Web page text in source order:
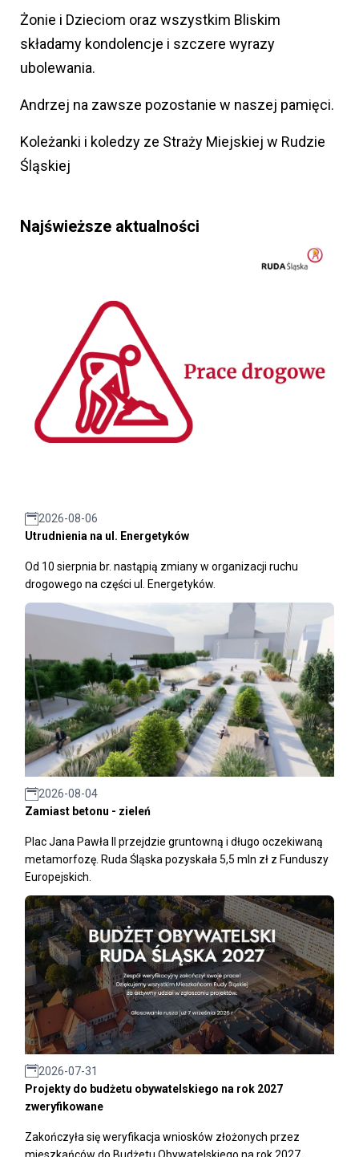
Żonie i Dzieciom oraz wszystkim Bliskim
składamy kondolencje i szczere wyrazy
ubolewania.
Andrzej na zawsze pozostanie w naszej pamięci.
Koleżanki i koledzy ze Straży Miejskiej w Rudzie
Śląskiej
Najświeższe aktualności
2026-08-06
Utrudnienia na ul. Energetyków
Od 10 sierpnia br. nastąpią zmiany w organizacji ruchu
drogowego na części ul. Energetyków.
2026-08-04
Zamiast betonu - zieleń
Plac Jana Pawła II przejdzie gruntowną i długo oczekiwaną
metamorfozę. Ruda Śląska pozyskała 5,5 mln zł z Funduszy
Europejskich.
2026-07-31
Projekty do budżetu obywatelskiego na rok 2027
zweryfikowane
Zakończyła się weryfikacja wniosków złożonych przez
mieszkańców do Budżetu Obywatelskiego na rok 2027.